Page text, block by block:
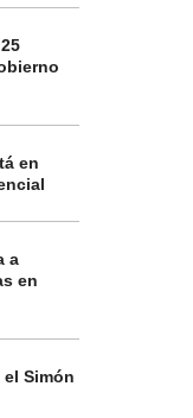
en
a
en
Simón